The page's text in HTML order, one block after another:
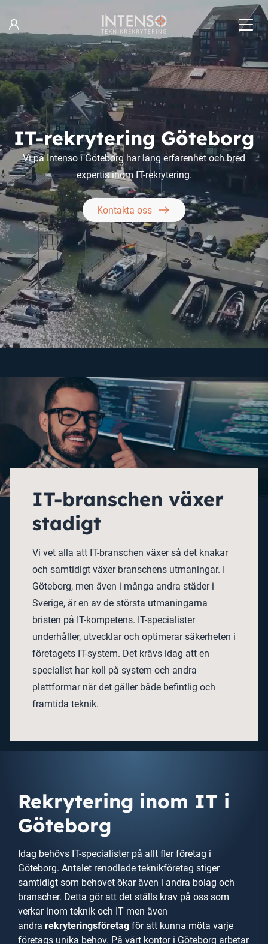
innehåll
IT-rekrytering Göteborg
Vi på Intenso i Göteborg har lång erfarenhet och bred
expertis inom IT-rekrytering.
Kontakta oss
IT-branschen växer
stadigt
Vi vet alla att IT-branschen växer så det knakar
och samtidigt växer branschens utmaningar. I
Göteborg, men även i många andra städer i
Sverige, är en av de största utmaningarna
bristen på IT-kompetens. IT-specialister
underhåller, utvecklar och optimerar säkerheten i
företagets IT-system. Det krävs idag att en
specialist har koll på system och andra
plattformar när det gäller både befintlig och
framtida teknik.
Rekrytering inom IT i
Göteborg
Idag behövs IT-specialister på allt fler företag i
Göteborg. Antalet renodlade teknikföretag stiger
samtidigt som behovet ökar även i andra bolag och
branscher. Detta gör att det ställs krav på oss som
verkar inom teknik och IT men även
andra rekryteringsföretag för att kunna möta varje
företags unika behov. På vårt kontor i Göteborg arbetar